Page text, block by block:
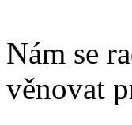
Nám se
věnovat